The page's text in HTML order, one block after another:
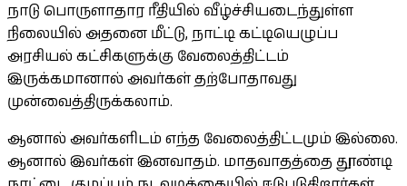
நாடு பொருளாதார ரீதியில் வீழ்ச்சியடைந்துள்ள
நிலையில் அதனை மீட்டு, நாட்டி கட்டியெழுப்ப
அரசியல் கட்சிகளுக்கு வேலைத்திட்டம்
இருக்கமானால் அவர்கள் தற்போதாவது
முன்வைத்திருக்கலாம்.
ஆனால் அவர்களிடம் எந்த வேலைத்திட்டமும் இல்லை.
ஆனால் இவர்கள் இனவாதம். மாதவாதத்தை தூண்டி